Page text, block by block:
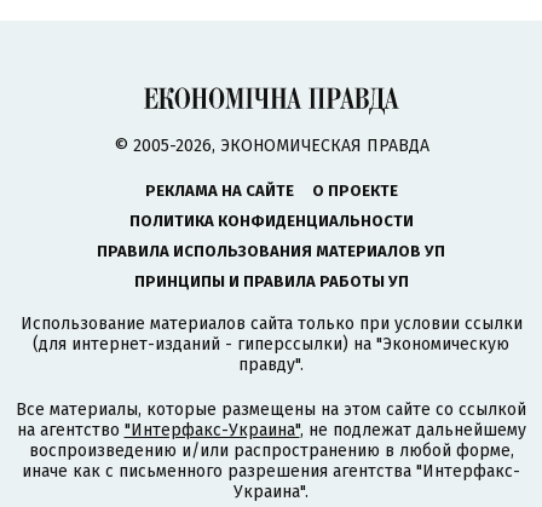
© 2005-2026, ЭКОНОМИЧЕСКАЯ ПРАВДА
РЕКЛАМА НА САЙТЕ
О ПРОЕКТЕ
ПОЛИТИКА КОНФИДЕНЦИАЛЬНОСТИ
ПРАВИЛА ИСПОЛЬЗОВАНИЯ МАТЕРИАЛОВ УП
ПРИНЦИПЫ И ПРАВИЛА РАБОТЫ УП
Использование материалов сайта только при условии ссылки
(для интернет-изданий - гиперссылки) на "Экономическую
правду".
Все материалы, которые размещены на этом сайте со ссылкой
на агентство "Интерфакс-Украина", не подлежат дальнейшему
воспроизведению и/или распространению в любой форме,
иначе как с письменного разрешения агентства "Интерфакс-
Украина".